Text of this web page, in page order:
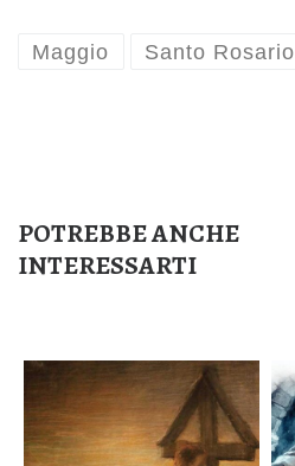
Maggio Santo Rosario
POTREBBE ANCHE
INTERESSARTI